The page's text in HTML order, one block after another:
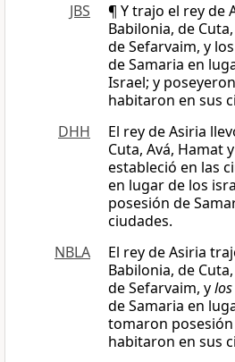
JBS
¶ Y trajo el rey de
Babilonia, de
de Sefarvaim, y
de Samaria en
Israel; y
habitaron en sus
DHH
El rey de Asiria
Cuta, Avá, Hamat
estableció en las
en lugar de los
posesión de
ciudades.
NBLA
El rey de Asiria
Babilonia, de
de Sefarvaim, ylos
de Samaria en
tomaron posesión
habitaron en sus